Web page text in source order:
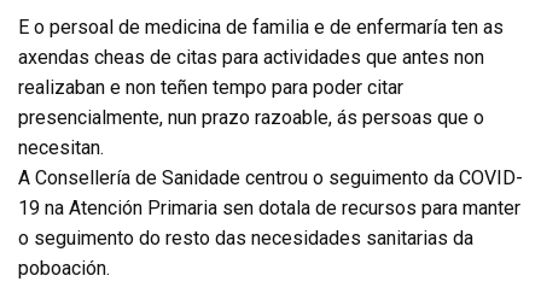
E o persoal de medicina de familia e de enfermaría ten as
axendas cheas de citas para actividades que antes non
realizaban e non teñen tempo para poder citar
presencialmente, nun prazo razoable, ás persoas que o
necesitan.
A Consellería de Sanidade centrou o seguimento da COVID-
19 na Atención Primaria sen dotala de recursos para manter
o seguimento do resto das necesidades sanitarias da
poboación.